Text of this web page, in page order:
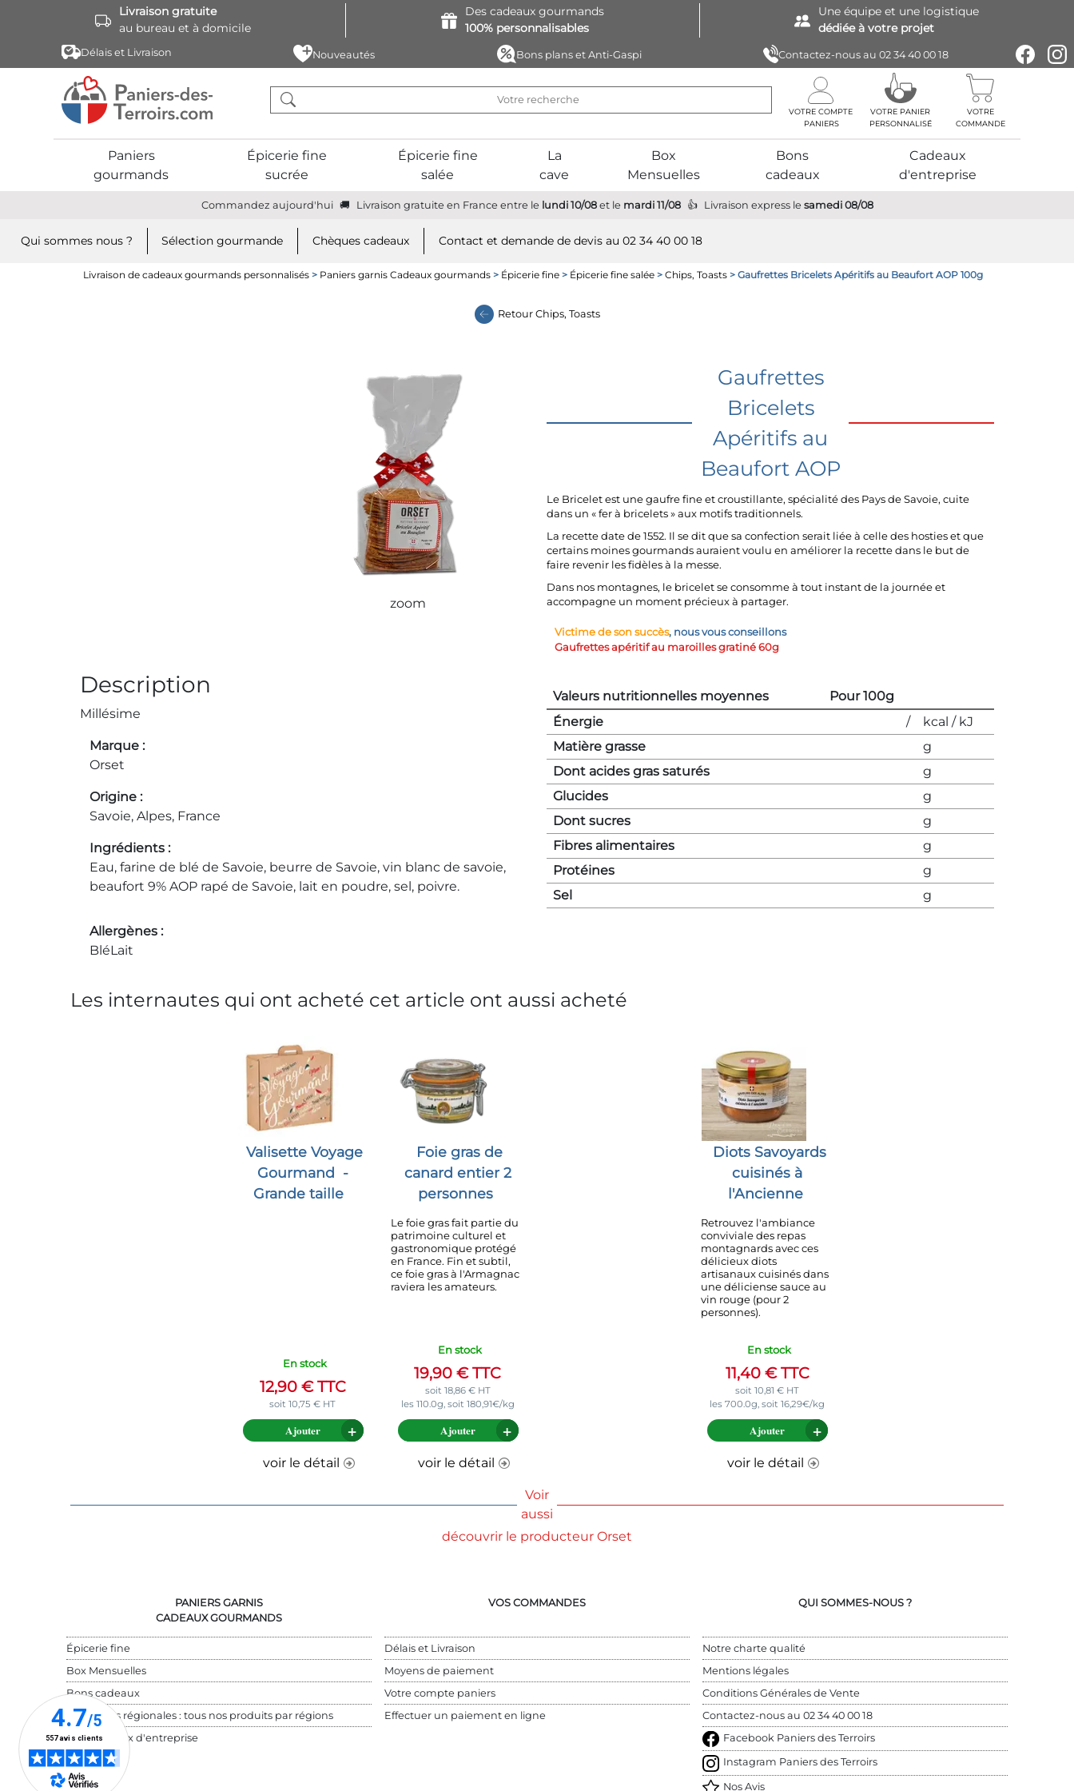
Livraison gratuite
au bureau et à domicile
Des cadeaux gourmands
100% personnalisables
Une équipe et une logistique
dédiée à votre projet
Délais et Livraison Nouveautés Bons plans et Anti-Gaspi Contactez-nous au 02 34 40 00 18
VOTRE COMPTE
VOTRE PANIER
PERSONNALISÉ
VOTRE
COMMANDE
Paniers
gourmands
Épicerie fine
sucrée
Épicerie fine
salée
La
cave
Box
Mensuelles
Bons
cadeaux
Cadeaux
d'entreprise
Commandez aujourd'hui Livraison gratuite en France entre le lundi 10/08et le mardi 11/08 Livraison expressle samedi 08/08
Qui sommes nous ? Sélection gourmande Chèques cadeaux Contact et demande de devis au 02 34 40 00 18
Livraison de cadeaux gourmands personnalisés > Paniers garnis Cadeaux gourmands > Épicerie fine > Épicerie fine salée > Chips, Toasts > Gaufrettes Bricelets Apéritifs au Beaufort AOP 100g
RetourChips, Toasts
zoom
Gaufrettes
Bricelets
Apéritifs au
Beaufort AOP
Le Bricelet est une gaufre fine­ et croustillante, spécialité des Pays de Savoie, cuite
dans un « fer à bricelets » aux motifs traditionnels.
La recette date de 1552. Il se dit que sa confection serait liée à celle des hosties et que
certains moines gourmands auraient voulu en améliorer la recette dans le but de
faire revenir les fi­dèles à la messe.
Dans nos montagnes, le bricelet se consomme à tout instant de la journée et
accompagne un moment précieux à partager.
Victime de son succès, nous vous conseillons
Gaufrettes apéritif au maroilles gratiné 60g
Description
Millésime
Marque
Orset
Origine
Savoie, Alpes, France
Ingrédients
Eau, farine de blé de Savoie, beurre de Savoie, vin blanc de savoie,
beaufort 9% AOP rapé de Savoie, lait en poudre, sel, poivre.
Allergènes
BléLait
Valeurs nutritionnelles moyennes
Pour 100g
Énergie
/
kcal / kJ
Matière grasse
g
Dont acides gras saturés
g
Glucides
g
Dont sucres
g
Fibres alimentaires
g
Protéines
g
Sel
g
Les internautes qui ont acheté cet article ont aussi acheté
Valisette Voyage
Gourmand -
Grande taille
En stock
12,90 €TTC
soit10,75 € HT
Ajouter
voir le détail
Foie gras de
canard entier 2
personnes
Le foie gras fait partie du
patrimoine culturel et
gastronomique protégé
en France. Fin et subtil,
ce foie gras à l'Armagnac
raviera les amateurs.
En stock
19,90 €TTC
soit 18,86 €HT
les 110.0g, soit 180,91€/kg
Ajouter
voir le détail
Diots Savoyards
cuisinés à
l'Ancienne
Retrouvez l'ambiance
conviviale des repas
montagnards avec ces
délicieux diots
artisanaux cuisinés dans
une déliciense sauce au
vin rouge (pour 2
personnes).
En stock
11,40 €TTC
soit10,81 € HT
les 700.0g, soit 16,29€/kg
Ajouter
voir le détail
Voir
aussi
découvrir le producteur Orset
PANIERS GARNIS
CADEAUX GOURMANDS
Épicerie fine
Box Mensuelles
Bons cadeaux
Spécialités régionales : tous nos produits par régions
Cadeaux d'entreprise
VOS COMMANDES
Délais et Livraison
Moyens de paiement
Votre compte paniers
Effectuer un paiement en ligne
QUI SOMMES-NOUS ?
Notre charte qualité
Mentions légales
Conditions Générales de Vente
Contactez-nous au 02 34 40 00 18
Facebook Paniers des Terroirs
Instagram Paniers des Terroirs
Nos Avis